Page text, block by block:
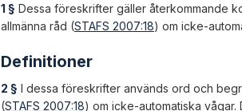
1 § Dessa föreskrifter gäller återkommande
allmänna råd (STAFS 2007:18) om icke-
Definitioner
2 § I dessa föreskrifter används ord och
(STAFS 2007:18) om icke-automatiska